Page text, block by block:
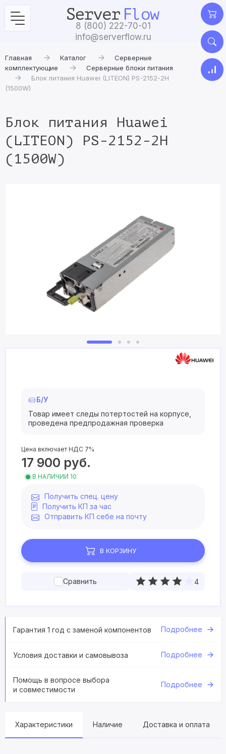
8 (800) 222-70-01
info@serverflow.ru
Главная Каталог
Серверные
комплектующие
Серверные блоки питания
Блок питания Huawei (LITEON) PS-2152-2H
(1500W)
Блок питания Huawei
(LITEON) PS-2152-2H
(1500W)
Б/У
Товар имеет следы потертостей на корпусе,
проведена предпродажная проверка
Цена включает НДС 7%
17 900 руб.
В НАЛИЧИИ 10
Получить спец. цену
Получить КП за час
Отправить КП себе на почту
В КОРЗИНУ
Сравнить 4
Гарантия 1 год с заменой компонентов Подробнее
Условия доставки и самовывоза Подробнее
Помощь в вопросе выбора
и совместимости
Подробнее
Характеристики Наличие Доставка и оплата